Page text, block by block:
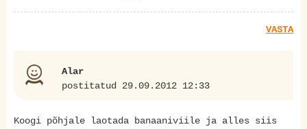
VASTA
Alar
postitatud 29.09.2012 12:33
Koogi põhjale laotada banaaniviile ja alles siis